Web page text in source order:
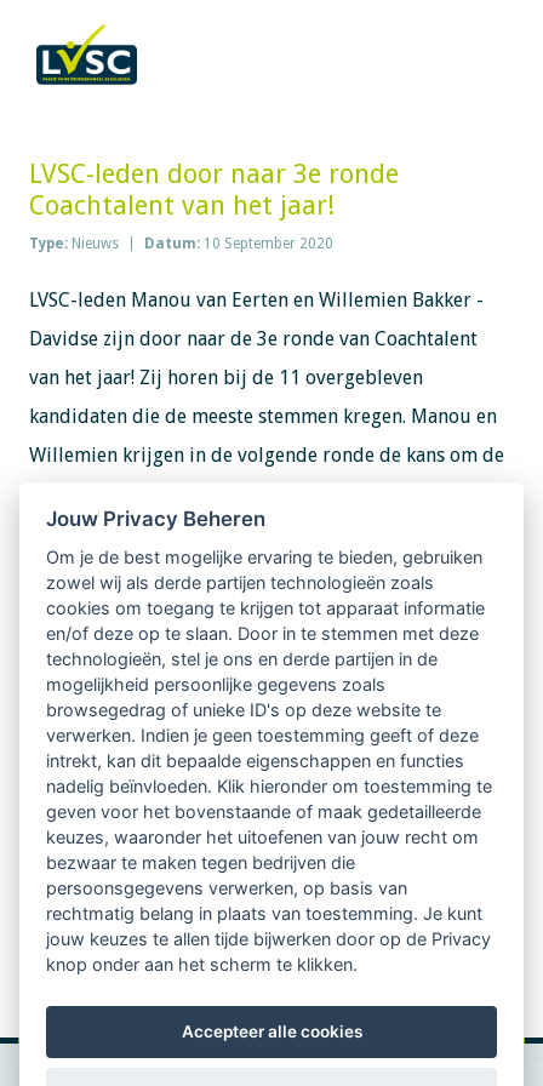
LVSC-leden door naar 3e ronde
Coachtalent van het jaar!
Type: Nieuws Datum: 10 September 2020
LVSC-leden Manou van Eerten en Willemien Bakker -
Davidse zijn door naar de 3e ronde van Coachtalent
van het jaar! Zij horen bij de 11 overgebleven
kandidaten die de meeste stemmen kregen. Manou en
Willemien krijgen in de volgende ronde de kans om de
filmpje, een opname van een coachingssessie en
aanbevelingen van coachees.
Wij hopen natuurlijk dat Manou en Willemien
doorgaan naar Ronde 4 en wie weet wordt een van hen
op 4 november wel bekroond tot Coachtalent van het
jaar. Wij wensen Manou en Willemien veel succes in
ronde 3!
Kijk voor meer informatie op de website Coachtalent
Jouw Privacy Beheren
Om je de best mogelijke ervaring te bieden, gebruiken
zowel wij als derde partijen technologieën zoals
cookies om toegang te krijgen tot apparaat informatie
en/of deze op te slaan. Door in te stemmen met deze
technologieën, stel je ons en derde partijen in de
mogelijkheid persoonlijke gegevens zoals
browsegedrag of unieke ID's op deze website te
verwerken. Indien je geen toestemming geeft of deze
intrekt, kan dit bepaalde eigenschappen en functies
nadelig beïnvloeden. Klik hieronder om toestemming te
geven voor het bovenstaande of maak gedetailleerde
keuzes, waaronder het uitoefenen van jouw recht om
bezwaar te maken tegen bedrijven die
persoonsgegevens verwerken, op basis van
rechtmatig belang in plaats van toestemming. Je kunt
jouw keuzes te allen tijde bijwerken door op de Privacy
knop onder aan het scherm te klikken.
Accepteer alle cookies